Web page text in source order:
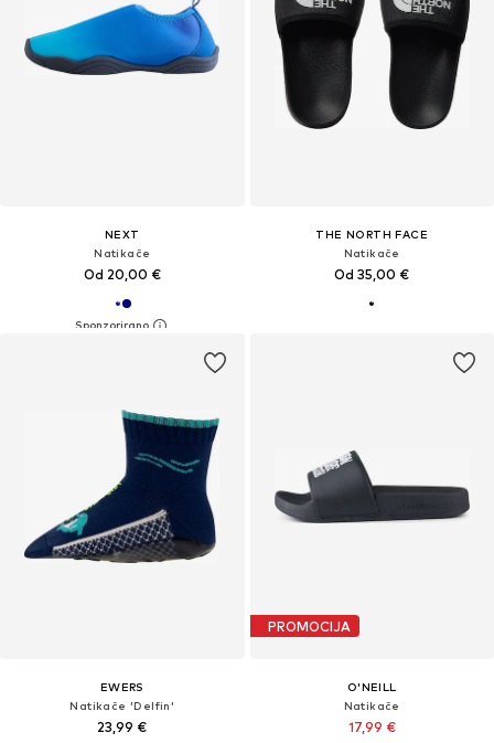
NEXT
Natikače
Od 20,00 €
THE NORTH FACE
Natikače
Od 35,00 €
EWERS
Natikače 'Delfin'
23,99 €
PROMOCIJA
O'NEILL
Natikače
17,99 €